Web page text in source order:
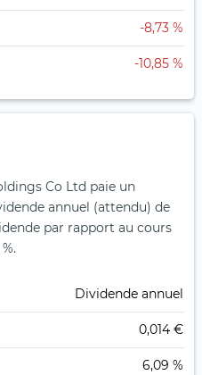
-8,73 %
-10,85 %
Co Ltd paie un
annuel (attendu) de
par rapport au cours
Dividende annuel
0,014 €
6,09 %